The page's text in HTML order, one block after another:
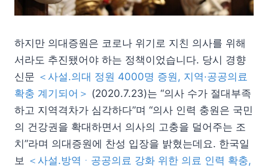
하지만 의대증원은 코로나 위기로 지친 의사를 위해
서라도 추진됐어야 하는 정책이었습니다. 당시 경향
신문 ＜사설.의대 정원 4000명 증원, 지역·공공의료
확충 계기되어＞ (2020.7.23)는 “의사 수가 절대부족
하고 지역격차가 심각하다”며 “의사 인력 충원은 국민
의 건강권을 확대하면서 의사의 고충을 덜어주는 조
치”라며 의대증원에 찬성 입장을 밝혔는데요. 한국일
보 ＜사설.방역ᆞ공공의료 강화 위한 의료 인력 확충,